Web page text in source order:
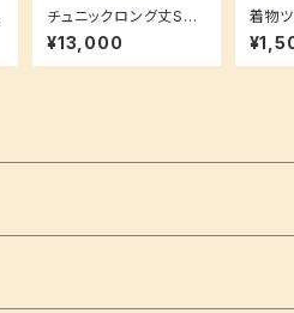
チュニックロング丈Sサ
イズ【グラデーション紬
生地】洗える加工付き着
物地でお手入れ簡単♪
¥13,000
着物
巻い
アアク
いシ